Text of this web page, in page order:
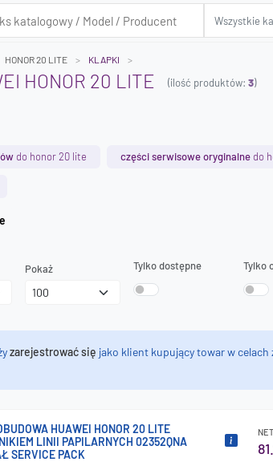
HONOR 20 LITE KLAPKI
HONOR 20 LITE (ilość produktów: 3)
do honor 20 lite części serwisowe oryginalne do
Pokaż Tylko dostępne Tylko
zarejestrować się jako klient kupujący towar w celach
HUAWEI HONOR 20 LITE
LINII PAPILARNYCH 02352QNA
SERVICE PACK